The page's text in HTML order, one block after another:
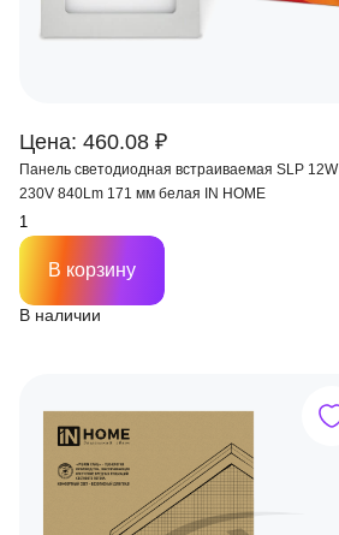
Цена: 460.08 ₽
Панель светодиодная встраиваемая SLP 12W
230V 840Lm 171 мм белая IN HOME
В наличии
В корзину